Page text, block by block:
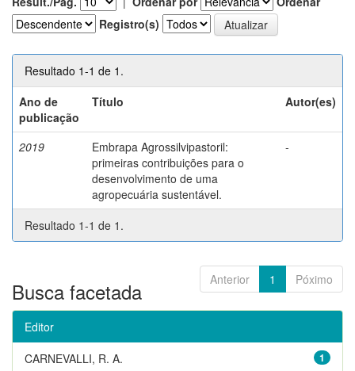
Registro(s)
Resultado 1-1 de 1.
Ano de
publicação
Título Autor(es)
2019
Embrapa Agrossilvipastoril:
primeiras contribuições para o
desenvolvimento de uma
agropecuária sustentável.
-
Resultado 1-1 de 1.
Anterior 1 Póximo
Busca facetada
Editor
1
CARNEVALLI, R. A.